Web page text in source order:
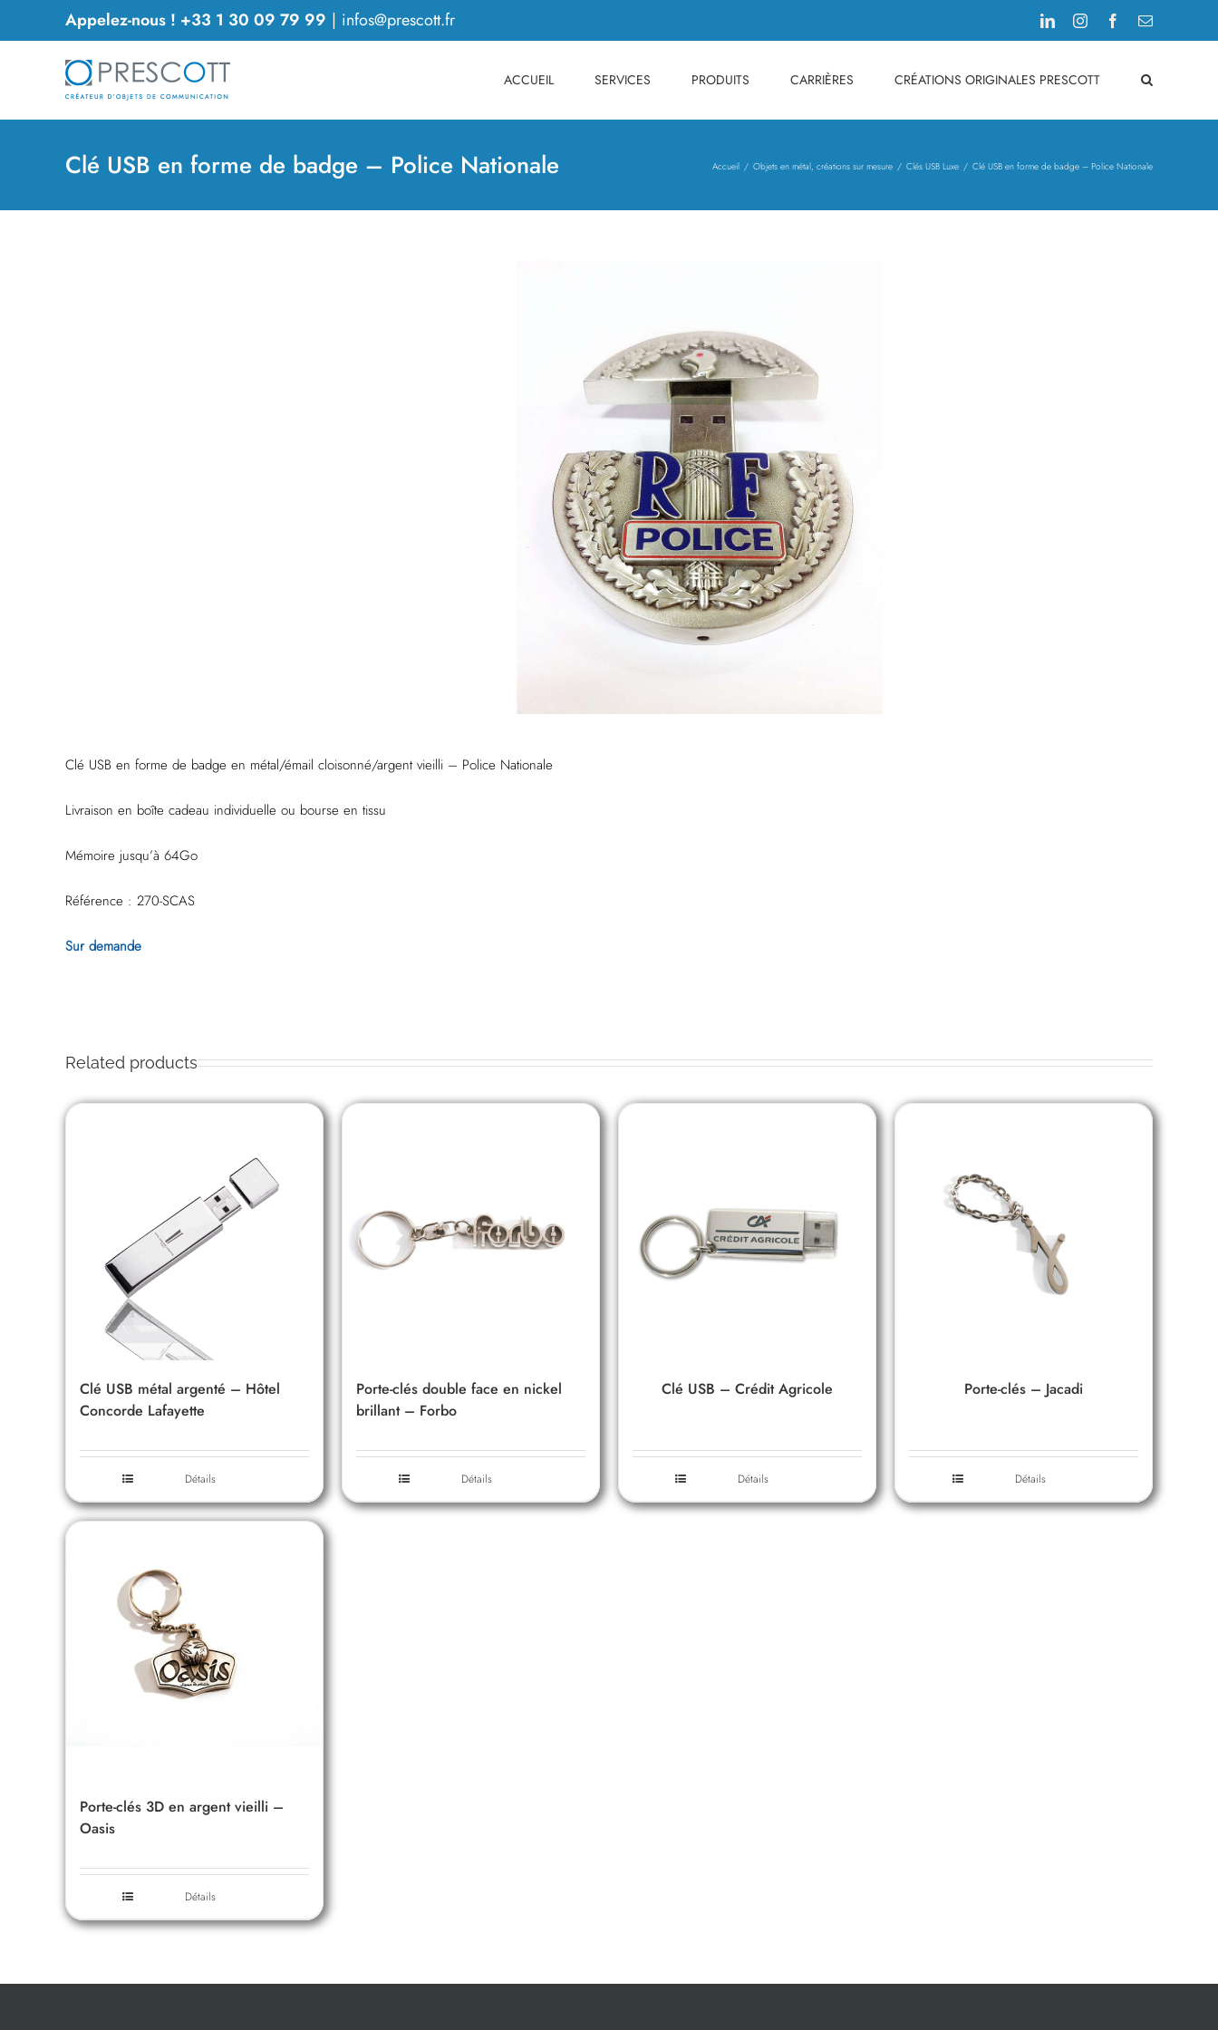
au
Appelez-nous ! +33 1 30 09 79 99 | infos@prescott.fr LinkedInInstagramFacebook
Email
ACCUEIL SERVICES PRODUITS CARRIÈRES CRÉATIONS ORIGINALES PRESCOTT
Clé USB en forme de badge – Police Nationale Accueil Objets en métal, créations sur mesure Clés USB Luxe Clé USB en forme de badge – Police Nationale
Clé USB en forme de badge en métal/émail cloisonné/argent vieilli – Police Nationale
Livraison en boîte cadeau individuelle ou bourse en tissu
Mémoire jusqu’à 64Go
Référence : 270-SCAS
Sur demande
Related products
Clé USB métal argenté – Hôtel
Concorde Lafayette
Détails
Porte-clés double face en nickel
brillant – Forbo
Détails
Clé USB – Crédit Agricole
Détails
Porte-clés – Jacadi
Détails
Porte-clés 3D en argent vieilli –
Oasis
Détails